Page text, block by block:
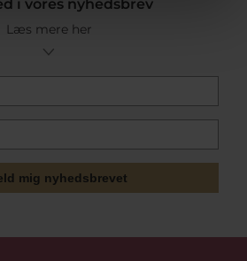
i vores nyhedsbrev
Læs mere her
mig nyhedsbrevet